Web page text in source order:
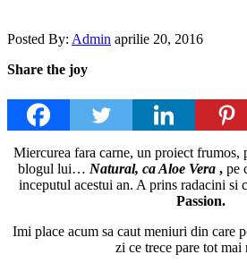
Posted By: Admin aprilie 20, 2016
Share the joy
Miercurea fara carne, un proiect frumos,
blogul lui… Natural, ca Aloe Vera , pe
inceputul acestui an. A prins radacini si
Passion.
Imi place acum sa caut meniuri din care
zi ce trece pare tot mai